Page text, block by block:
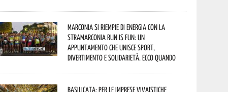
Marconia si riempie di energia con la
StraMarconia Run is Fun: un
appuntamento che unisce sport,
divertimento e solidarietà. Ecco quando
Basilicata: per le imprese vivaistiche